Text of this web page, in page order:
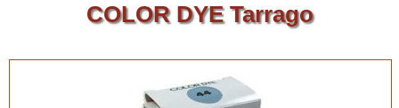
COLOR DYE Tarrago